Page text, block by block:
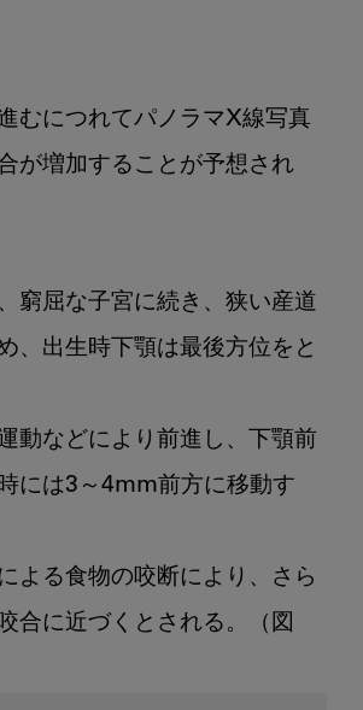
むにつれてパノラマX線写真
が増加することが予想され
窮屈な子宮に続き、狭い産道
、出生時下顎は最後方位をと
動などにより前進し、下顎前
には3～4mm前方に移動す
よる食物の咬断により、さら
合に近づくとされる。（図